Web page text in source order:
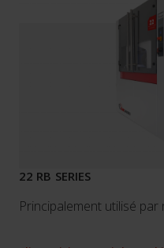
22 RB SERIES
Principalement utilisé